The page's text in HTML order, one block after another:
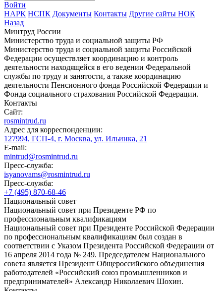
Войти
НАРК НСПК Документы Контакты Другие сайты НОК
Назад
Минтруд России
Министерство труда и социальной защиты РФ
Министерство труда и социальной защиты Российской
Федерации осуществляет координацию и контроль
деятельности находящейся в его ведении Федеральной
службы по труду и занятости, а также координацию
деятельности Пенсионного фонда Российской Федерации и
Фонда социального страхования Российской Федерации.
Контакты
Сайт:
rosmintrud.ru
Адрес для корреспонденции:
127994, ГСП-4, г. Москва, ул. Ильинка, 21
E-mail:
mintrud@rosmintrud.ru
Пресс-служба:
isyanovams@rosmintrud.ru
Пресс-служба:
+7 (495) 870-68-46
Национальный совет
Национальный совет при Президенте РФ по
профессиональным квалификациям
Национальный совет при Президенте Российской Федерации
по профессиональным квалификациям был создан в
соответствии с Указом Президента Российской Федерации от
16 апреля 2014 года № 249. Председателем Национального
совета является Президент Общероссийского объединения
работодателей «Российский союз промышленников и
предпринимателей» Александр Николаевич Шохин.